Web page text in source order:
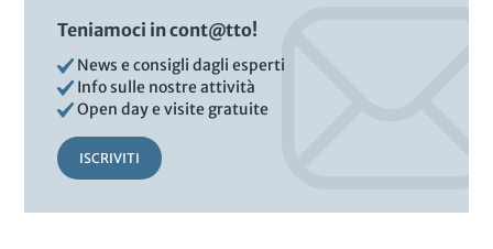
Teniamoci in cont@tto!
News e consigli dagli esperti
Info sulle nostre attività
Open day e visite gratuite
ISCRIVITI